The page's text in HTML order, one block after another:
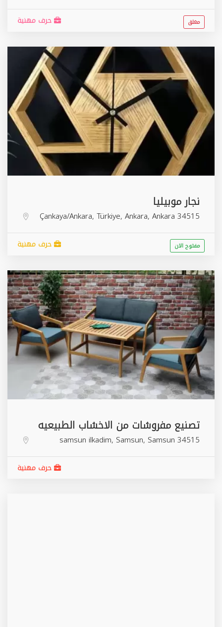
حرف مهنية مغلق
نجار موبيليا
Çankaya/Ankara, Türkiye, Ankara, Ankara 34515
حرف مهنية مفتوح الان
تصنيع مفروشات من الاخشاب الطبيعيه
samsun ilkadim, Samsun, Samsun 34515
حرف مهنية